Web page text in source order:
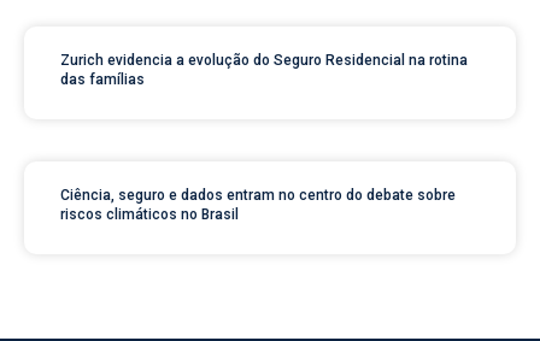
Zurich evidencia a evolução do Seguro Residencial na rotina
das famílias
Ciência, seguro e dados entram no centro do debate sobre
riscos climáticos no Brasil